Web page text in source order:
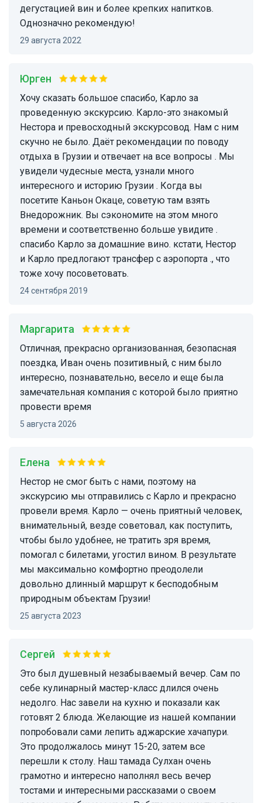
дегустацией вин и более крепких напитков.
Однозначно рекомендую!
29 августа 2022
Юрген
Хочу сказать большое спасибо, Карло за
проведенную экскурсию. Карло-это знакомый
Нестора и превосходный экскурсовод. Нам с ним
скучно не было. Даёт рекомендации по поводу
отдыха в Грузии и отвечает на все вопросы . Мы
увидели чудесные места, узнали много
интересного и историю Грузии . Когда вы
посетите Каньон Окаце, советую там взять
Внедорожник. Вы сэкономите на этом много
времени и соответственно больше увидите .
спасибо Карло за домашние вино. кстати, Нестор
и Карло предлогают трансфер с аэропорта ., что
тоже хочу посоветовать.
24 сентября 2019
Маргарита
отличная, прекрасно организованная, безопасная
поездка, Иван очень позитивный, с ним было
интересно, познавательно, весело и еще была
замечательная компания с которой было приятно
провести время
5 августа 2026
Елена
Нестор не смог быть с нами, поэтому на
экскурсию мы отправились с Карло и прекрасно
провели время. Карло — очень приятный человек,
внимательный, везде советовал, как поступить,
чтобы было удобнее, не тратить зря время,
помогал с билетами, угостил вином. В результате
мы максимально комфортно преодолели
довольно длинный маршрут к бесподобным
природным объектам Грузии!
25 августа 2023
Сергей
Это был душевный незабываемый вечер. Сам по
себе кулинарный мастер-класс длился очень
недолго. Нас завели на кухню и показали как
готовят 2 блюда. Желающие из нашей компании
попробовали сами лепить аджарские хачапури.
Это продолжалось минут 15-20, затем все
перешли к столу. Наш тамада Сулхан очень
грамотно и интересно наполнял весь вечер
тостами и интересными рассказами о своем